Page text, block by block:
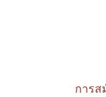
การส